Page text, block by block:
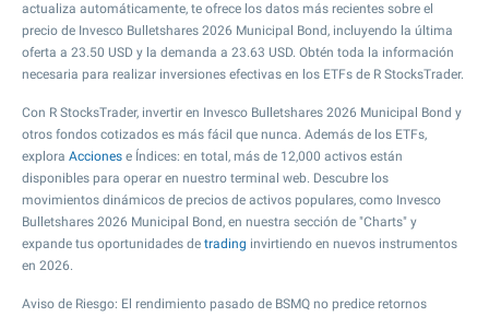
actualiza automáticamente, te ofrece los datos más recientes sobre el
precio de Invesco Bulletshares 2026 Municipal Bond, incluyendo la última
oferta a 23.50 USD y la demanda a 23.63 USD. Obtén toda la información
necesaria para realizar inversiones efectivas en los ETFs de R StocksTrader.
Con R StocksTrader, invertir en Invesco Bulletshares 2026 Municipal Bond y
otros fondos cotizados es más fácil que nunca. Además de los ETFs,
explora Acciones e Índices: en total, más de 12,000 activos están
disponibles para operar en nuestro terminal web. Descubre los
movimientos dinámicos de precios de activos populares, como Invesco
Bulletshares 2026 Municipal Bond, en nuestra sección de "Charts" y
expande tus oportunidades de trading invirtiendo en nuevos instrumentos
en 2026.
Aviso de Riesgo: El rendimiento pasado de BSMQ no predice retornos